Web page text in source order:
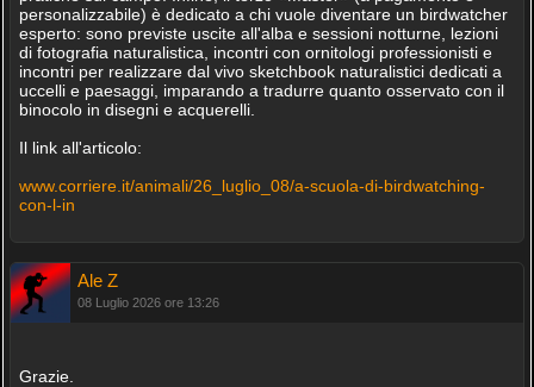
personalizzabile) è dedicato a chi vuole diventare un birdwatcher
esperto: sono previste uscite all'alba e sessioni notturne, lezioni
di fotografia naturalistica, incontri con ornitologi professionisti e
incontri per realizzare dal vivo sketchbook naturalistici dedicati a
uccelli e paesaggi, imparando a tradurre quanto osservato con il
binocolo in disegni e acquerelli.
Il link all'articolo:
www.corriere.it/animali/26_luglio_08/a-scuola-di-birdwatching-
con-l-in
Ale Z
08 Luglio 2026 ore 13:26
Grazie.